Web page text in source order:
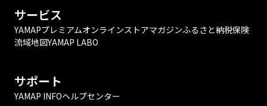
サービス
YAMAPプレミアムオンラインストアマガジンふるさと納税保険
流域地図YAMAP LABO
サポート
YAMAP INFOヘルプセンター